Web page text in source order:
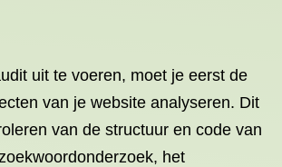
uit te voeren, moet je eerst de
van je website analyseren. Dit
van de structuur en code van
het